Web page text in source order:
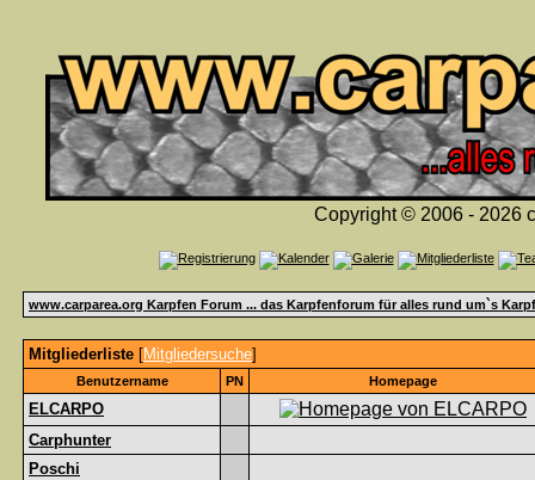
Copyright © 2006 - 2026
www.carparea.org Karpfen Forum ... das Karpfenforum für alles rund um`s
Mitgliederliste [Mitgliedersuche]
Benutzername PN Homepage
ELCARPO
Carphunter
Poschi